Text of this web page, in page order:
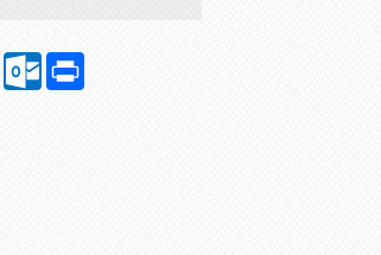
Copy
Link
Outlook.com